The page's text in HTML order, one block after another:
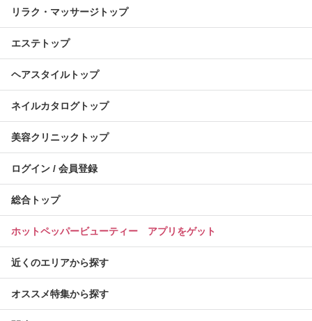
リラク・マッサージトップ
エステトップ
ヘアスタイルトップ
ネイルカタログトップ
美容クリニックトップ
ログイン / 会員登録
総合トップ
ホットペッパービューティー アプリをゲット
近くのエリアから探す
オススメ特集から探す